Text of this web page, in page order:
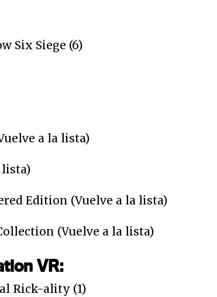
Six Siege (6)
a la lista)
lista)
Edition (Vuelve a la lista)
(Vuelve a la lista)
VR:
Rick-ality (1)